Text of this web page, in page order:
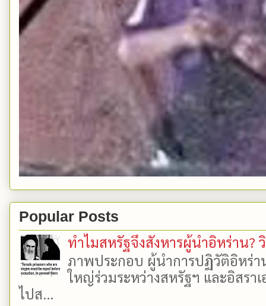
Popular Posts
ทำไมสหรัฐจึงสังหารผู้นำอิหร่าน?
ภาพประกอบ ผู้นำการปฏิวัติอิหร่า
ใหญ่ร่วมระหว่างสหรัฐฯ และอิสรา
ไปส...